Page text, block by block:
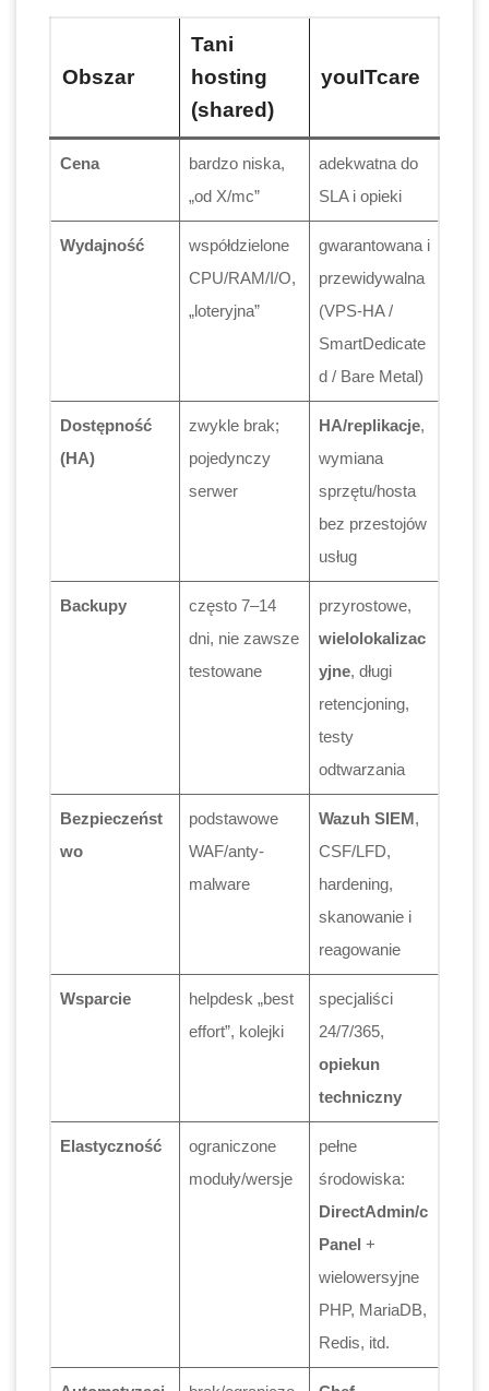
Obszar
Tani
hosting
(shared)
youITcare
Cena
bardzo niska,
„od X/mc”
adekwatna do
SLA i opieki
Wydajność
współdzielone
CPU/RAM/I/O,
„loteryjna”
gwarantowana i
przewidywalna
(VPS-HA /
SmartDedicate
d / Bare Metal)
Dostępność
(HA)
zwykle brak;
pojedynczy
serwer
HA/replikacje,
wymiana
sprzętu/hosta
bez przestojów
usług
Backupy
często 7–14
dni, nie zawsze
testowane
przyrostowe,
wielolokalizac
yjne, długi
retencjoning,
testy
odtwarzania
Bezpieczeńst
wo
podstawowe
WAF/anty-
malware
Wazuh SIEM,
CSF/LFD,
hardening,
skanowanie i
reagowanie
Wsparcie
helpdesk „best
effort”, kolejki
specjaliści
24/7/365,
opiekun
techniczny
Elastyczność
ograniczone
moduły/wersje
pełne
środowiska:
DirectAdmin/c
Panel +
wielowersyjne
PHP, MariaDB,
Redis, itd.